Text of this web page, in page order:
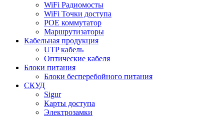
WiFi Радиомосты
WiFi Точки доступа
POE коммутатор
Маршрутизаторы
Кабельная продукция
UTP кабель
Оптические кабеля
Блоки питания
Блоки бесперебойного питания
СКУД
Sigur
Карты доступа
Электрозамки